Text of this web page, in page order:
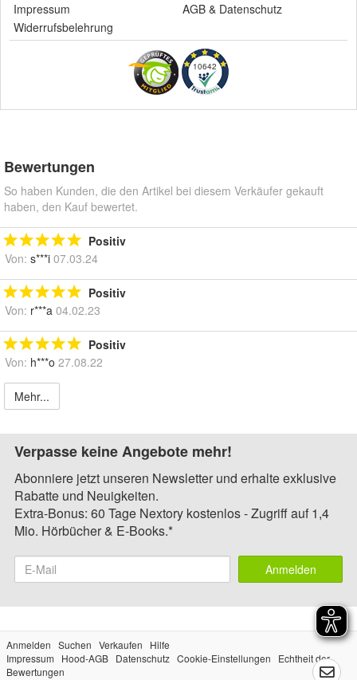
Impressum
AGB & Datenschutz
Widerrufsbelehrung
10642
Bewertungen
So haben Kunden, die den Artikel bei diesem Verkäufer gekauft
haben, den Kauf bewertet.
Positiv
Von: s***i 07.03.24
Positiv
Von: r***a 04.02.23
Positiv
Von: h***o 27.08.22
Mehr...
Verpasse keine Angebote mehr!
Abonniere jetzt unseren Newsletter und erhalte exklusive
Rabatte und Neuigkeiten.
Extra-Bonus: 60 Tage Nextory kostenlos - Zugriff auf 1,4
Mio. Hörbücher & E-Books.*
Anmelden
Anmelden Suchen Verkaufen
Hilfe
Impressum
Hood-AGB Datenschutz Cookie-Einstellungen
Echtheit der
Bewertungen